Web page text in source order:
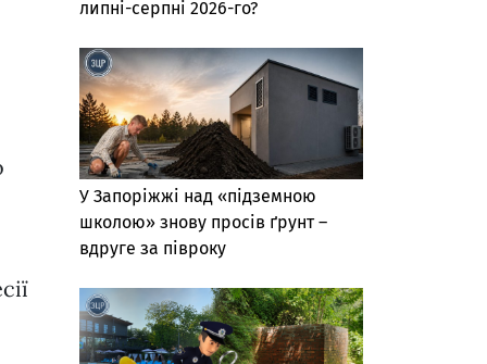
липні-серпні 2026-го?
У Запоріжжі над «підземною
школою» знову просів ґрунт –
вдруге за півроку